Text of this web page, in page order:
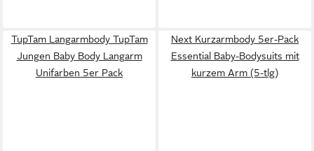
TupTam Langarmbody TupTam
Jungen Baby Body Langarm
Unifarben 5er Pack
Next Kurzarmbody 5er-Pack
Essential Baby-Bodysuits mit
kurzem Arm (5-tlg)